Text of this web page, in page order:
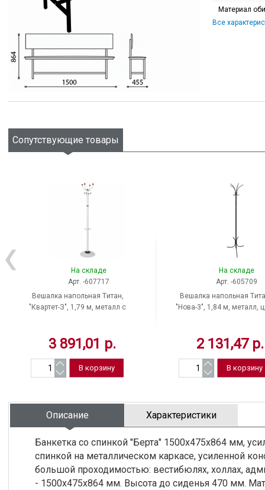
Материал
Все
Сопутствующие товары
На складе
Арт. -607717
Вешалка напольная Tитан,
"Квартет-З", 1,79 м, металл с
зонтов, Россия
3 891,01 р.
На складе
Арт. -605709
Вешалка напольная
"Нова-3", 1,84 м, металл,
2 131,47 р.
Описание Характеристики
Банкетка со спинкой "Берта" 1500х475х864 мм,
спинкой на металлическом каркасе, усиленной
большой проходимостью: вестибюлях, холлах,
- 1500х475х864 мм. Высота до сиденья 470 мм.